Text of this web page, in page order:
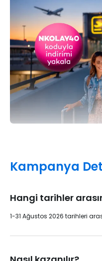
Kampanya
Hangi tarihler
1-31 Ağustos 2026 tarihleri